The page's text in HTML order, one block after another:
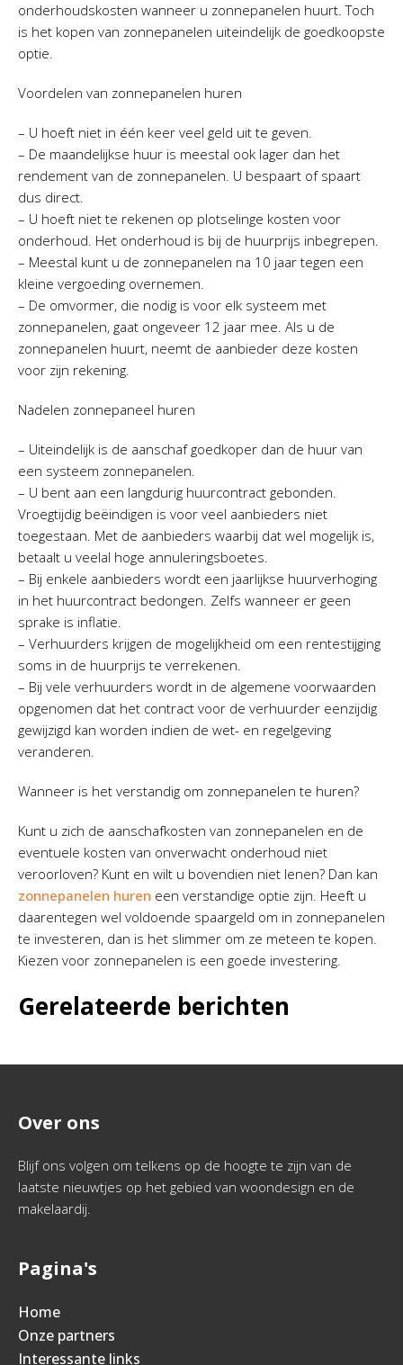
onderhoudskosten wanneer u zonnepanelen huurt. Toch
is het kopen van zonnepanelen uiteindelijk de goedkoopste
optie.
Voordelen van zonnepanelen huren
– U hoeft niet in één keer veel geld uit te geven.
– De maandelijkse huur is meestal ook lager dan het
rendement van de zonnepanelen. U bespaart of spaart
dus direct.
– U hoeft niet te rekenen op plotselinge kosten voor
onderhoud. Het onderhoud is bij de huurprijs inbegrepen.
– Meestal kunt u de zonnepanelen na 10 jaar tegen een
kleine vergoeding overnemen.
– De omvormer, die nodig is voor elk systeem met
zonnepanelen, gaat ongeveer 12 jaar mee. Als u de
zonnepanelen huurt, neemt de aanbieder deze kosten
voor zijn rekening.
Nadelen zonnepaneel huren
– Uiteindelijk is de aanschaf goedkoper dan de huur van
een systeem zonnepanelen.
– U bent aan een langdurig huurcontract gebonden.
Vroegtijdig beëindigen is voor veel aanbieders niet
toegestaan. Met de aanbieders waarbij dat wel mogelijk is,
betaalt u veelal hoge annuleringsboetes.
– Bij enkele aanbieders wordt een jaarlijkse huurverhoging
in het huurcontract bedongen. Zelfs wanneer er geen
sprake is inflatie.
– Verhuurders krijgen de mogelijkheid om een rentestijging
soms in de huurprijs te verrekenen.
– Bij vele verhuurders wordt in de algemene voorwaarden
opgenomen dat het contract voor de verhuurder eenzijdig
gewijzigd kan worden indien de wet- en regelgeving
veranderen.
Wanneer is het verstandig om zonnepanelen te huren?
Kunt u zich de aanschafkosten van zonnepanelen en de
eventuele kosten van onverwacht onderhoud niet
veroorloven? Kunt en wilt u bovendien niet lenen? Dan kan
zonnepanelen huren een verstandige optie zijn. Heeft u
daarentegen wel voldoende spaargeld om in zonnepanelen
te investeren, dan is het slimmer om ze meteen te kopen.
Kiezen voor zonnepanelen is een goede investering.
Gerelateerde berichten
Over ons
Blijf ons volgen om telkens op de hoogte te zijn van de
laatste nieuwtjes op het gebied van woondesign en de
makelaardij.
Pagina's
Home
Onze partners
Interessante links